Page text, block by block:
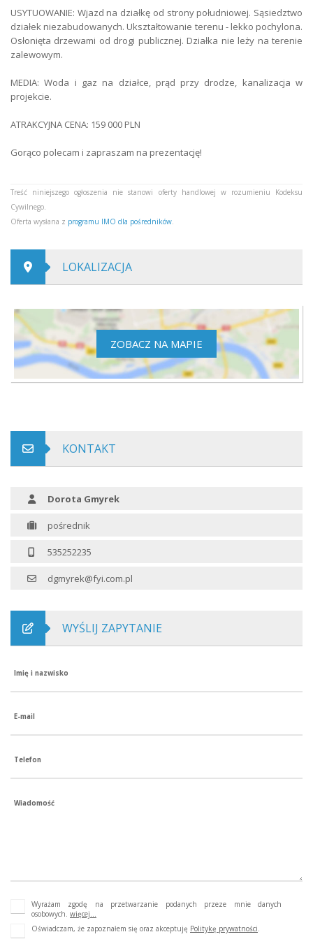
USYTUOWANIE: Wjazd na działkę od strony południowej. Sąsiedztwo
działek niezabudowanych. Ukształtowanie terenu - lekko pochylona.
Osłonięta drzewami od drogi publicznej. Działka nie leży na terenie
zalewowym.
MEDIA: Woda i gaz na działce, prąd przy drodze, kanalizacja w
projekcie.
ATRAKCYJNA CENA: 159 000 PLN
Gorąco polecam i zapraszam na prezentację!
Treść niniejszego ogłoszenia nie stanowi oferty handlowej w rozumieniu Kodeksu
Cywilnego.
Oferta wysłana z programu IMO dla pośredników
LOKALIZACJA
ZOBACZ NA MAPIE
KONTAKT
Dorota Gmyrek
pośrednik
535252235
dgmyrek@fyi.com.pl
WYŚLIJ ZAPYTANIE
Imię i nazwisko
E-mail
Telefon
Wiadomość
Wyrażam zgodę na przetwarzanie podanych przeze mnie danych
osobowych. więcej...
Oświadczam, że zapoznałem się oraz akceptuję Politykę prywatności